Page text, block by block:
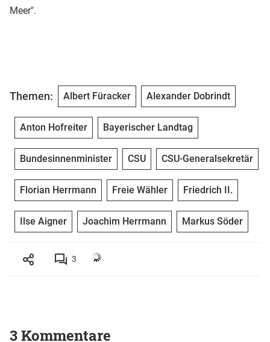
Meer".
Themen: Albert Füracker Alexander Dobrindt
Anton Hofreiter Bayerischer Landtag
Bundesinnenminister CSU CSU-Generalsekretär
Florian Herrmann Freie Wähler Friedrich II.
Ilse Aigner Joachim Herrmann Markus Söder
3
3 Kommentare